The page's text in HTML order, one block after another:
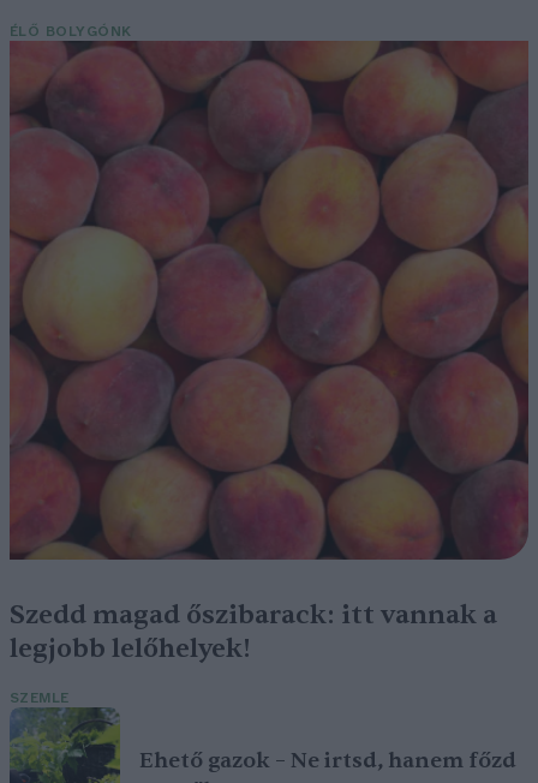
ÉLŐ BOLYGÓNK
Szedd magad őszibarack: itt vannak a
legjobb lelőhelyek!
SZEMLE
Ehető gazok – Ne irtsd, hanem főzd